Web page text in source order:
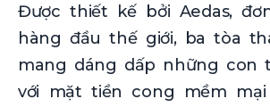
Được thiết kế bởi Aedas,
hàng đầu thế giới, ba tòa
mang dáng dấp những con
với mặt tiền cong mềm